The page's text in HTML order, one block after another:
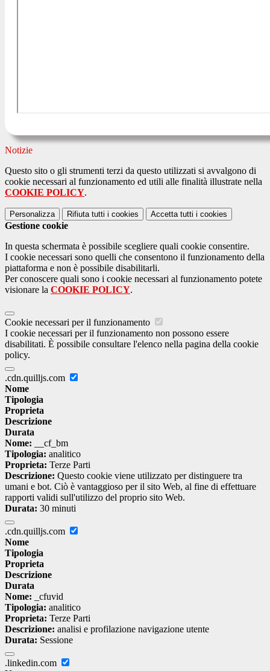
Notizie
Questo sito o gli strumenti terzi da questo utilizzati si avvalgono di
cookie necessari al funzionamento ed utili alle finalità illustrate nella
COOKIE POLICY.
Personalizza Rifiuta tutti i cookies Accetta tutti i cookies
Gestione cookie
In questa schermata è possibile scegliere quali cookie consentire.
I cookie necessari sono quelli che consentono il funzionamento della
piattaforma e non è possibile disabilitarli.
Per conoscere quali sono i cookie necessari al funzionamento potete
visionare la COOKIE POLICY.
Cookie necessari per il funzionamento
I cookie necessari per il funzionamento non possono essere
disabilitati. È possibile consultare l'elenco nella pagina della cookie
policy.
.cdn.quilljs.com
Nome
Tipologia
Proprieta
Descrizione
Durata
Nome: __cf_bm
Tipologia: analitico
Proprieta: Terze Parti
Descrizione: Questo cookie viene utilizzato per distinguere tra
umani e bot. Ciò è vantaggioso per il sito Web, al fine di effettuare
rapporti validi sull'utilizzo del proprio sito Web.
Durata: 30 minuti
.cdn.quilljs.com
Nome
Tipologia
Proprieta
Descrizione
Durata
Nome: _cfuvid
Tipologia: analitico
Proprieta: Terze Parti
Descrizione: analisi e profilazione navigazione utente
Durata: Sessione
.linkedin.com